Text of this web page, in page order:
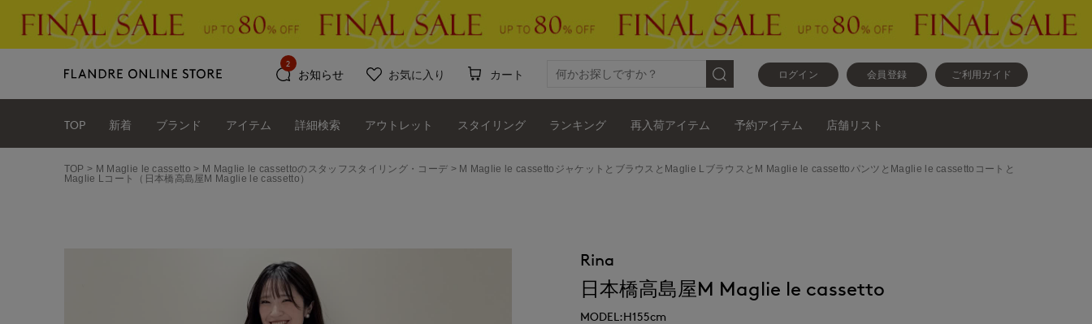
ログイン 会員登録 ご利用ガイド
お知らせ
2
お気に入り カート
TOP 新着 ブランド アイテム 詳細検索 アウトレット スタイリング ランキング 再入荷アイテム 予約アイテム 店舗リスト
TOP M Maglie le cassetto M Maglie le cassettoのスタッフスタイリング・コーデ
M Maglie le cassettoジャケットとブラウスとMaglie LブラウスとM Maglie le cassettoパンツとMaglie le cassettoコートと
Maglie Lコート（日本橋高島屋M Maglie le cassetto）
Rina
日本橋高島屋M Maglie le cassetto
MODEL:H155cm